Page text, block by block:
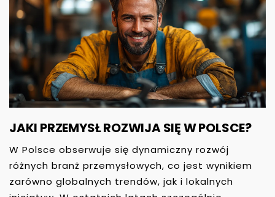
JAKI PRZEMYSŁ ROZWIJA SIĘ W POLSCE?
W Polsce obserwuje się dynamiczny rozwój
różnych branż przemysłowych, co jest wynikiem
zarówno globalnych trendów, jak i lokalnych